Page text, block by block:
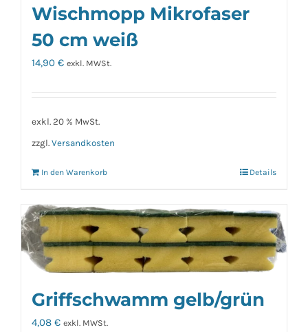
Wischmopp Mikrofaser
50 cm weiß
14,90 € exkl. MWSt.
exkl. 20 % MwSt.
zzgl. Versandkosten
In den Warenkorb Details
Griffschwamm gelb/grün
4,08 € exkl. MWSt.